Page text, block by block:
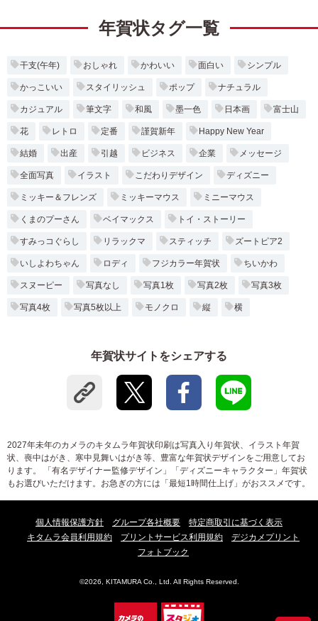
年賀状タグ一覧
干支(午年) おしゃれ かわいい 面白い シンプル
かっこいい スタイリッシュ ポップ ナチュラル
カジュアル 筆文字 和風 墨一色 日本画 富士山
花 レトロ 定番 謹賀新年 Happy New Year
結婚 出産 引越 ビジネス 企業 メッセージ
全面写真 イラスト こだわりデザイン ディズニー
ミッキー＆フレンズ ミッキーマウス ミニーマウス
くまのプーさん ベイマックス トイ・ストーリー
すみっコぐらし リラックマ スティッチ ズートピア2
いしよわちゃん ロディ フジカラー年賀状 ちいかわ
スヌーピー 写真なし 写真1枚 写真2枚 写真3枚
写真4枚 写真5枚以上 モノクロ 縦 横
年賀状サイトをシェアする
2027年未年のカメラのキタムラ年賀状印刷は写真入り年賀状、イラスト年賀
状、喪中はがき、寒中見舞いはがき等、豊富な年賀状デザインをご用意してお
ります。 「有名デザイナー監修デザイン」「ディズニーキャラクター」年賀状
もお選びいただけます。お急ぎの方には「最短1時間仕上げ」がおススメです。
個人情報保護方針 グループ各社概要
特定商取引に基づく表示
キタムラ会員利用規約
プリントサービス利用規約
デジカメプリント
フォトブック
©2026, KITAMURA Co., Ltd. All Rights Reserved.